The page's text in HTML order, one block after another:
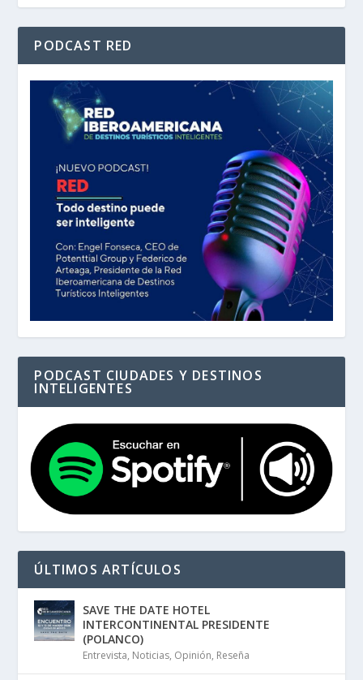
PODCAST RED
PODCAST CIUDADES Y DESTINOS
INTELIGENTES
ÚLTIMOS ARTÍCULOS
SAVE THE DATE HOTEL
INTERCONTINENTAL PRESIDENTE
(POLANCO)
Entrevista, Noticias, Opinión, Reseña